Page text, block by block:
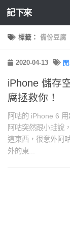
記下來
標籤： 備份豆腐
2020-04-13
iPhone 儲存
腐拯救你！
阿咕的 iPhone 6
阿咕突然跟小蛙說
這東西，很意外阿
外的東...